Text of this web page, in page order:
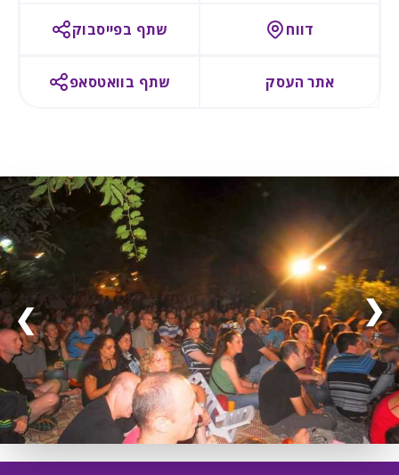
דווח שתף בפייסבוק
אתר העסק שתף בוואטסאפ
❮ ❯